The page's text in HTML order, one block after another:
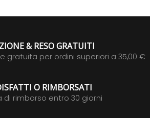
& RESO GRATUITI
gratuita per ordini superiori a 35,00 €
O RIMBORSATI
di rimborso entro 30 giorni